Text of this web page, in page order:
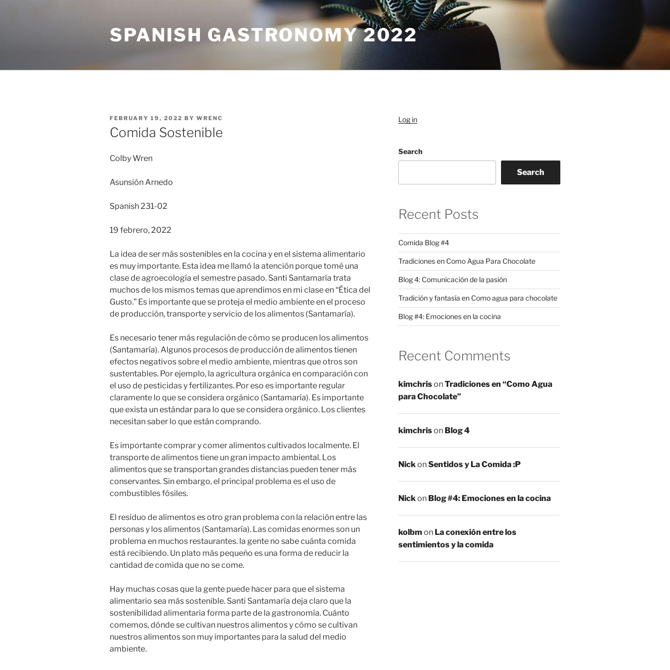
SPANISH GASTRONOMY 2022
POSTED
ON
FEBRUARY 19, 2022 BY WRENC
Comida Sostenible
Colby Wren
Asunsión Arnedo
Spanish 231-02
19 febrero, 2022
La idea de ser más sostenibles en la cocina y en el sistema alimentario
es muy importante. Esta idea me llamó la atención porque tomé una
clase de agroecología el semestre pasado. Santi Santamaría trata
muchos de los mismos temas que aprendimos en mi clase en “Ética del
Gusto.” Es importante que se proteja el medio ambiente en el proceso
de producción, transporte y servicio de los alimentos (Santamaría).
Es necesario tener más regulación de cómo se producen los alimentos
(Santamaría). Algunos procesos de producción de alimentos tienen
efectos negativos sobre el medio ambiente, mientras que otros son
sustentables. Por ejemplo, la agricultura orgánica en comparación con
el uso de pesticidas y fertilizantes. Por eso es importante regular
claramente lo que se considera orgánico (Santamaría). Es importante
que exista un estándar para lo que se considera orgánico. Los clientes
necesitan saber lo que están comprando.
Es importante comprar y comer alimentos cultivados localmente. El
transporte de alimentos tiene un gran impacto ambiental. Los
alimentos que se transportan grandes distancias pueden tener más
conservantes. Sin embargo, el principal problema es el uso de
combustibles fósiles.
El residuo de alimentos es otro gran problema con la relación entre las
personas y los alimentos (Santamaría). Las comidas enormes son un
problema en muchos restaurantes. la gente no sabe cuánta comida
está recibiendo. Un plato más pequeño es una forma de reducir la
cantidad de comida que no se come.
Hay muchas cosas que la gente puede hacer para que el sistema
alimentario sea más sostenible. Santi Santamaría deja claro que la
sostenibilidad alimentaria forma parte de la gastronomía. Cuánto
comemos, dónde se cultivan nuestros alimentos y cómo se cultivan
nuestros alimentos son muy importantes para la salud del medio
ambiente.
Log in
Search
Search
Recent Posts
Comida Blog #4
Tradiciones en Como Agua Para Chocolate
Blog 4: Comunicación de la pasión
Tradición y fantasía en Como agua para chocolate
Blog #4: Emociones en la cocina
Recent Comments
kimchrisonTradiciones en “Como Agua
para Chocolate”
kimchrison Blog 4
NickonSentidos y La Comida :P
Nickon Blog #4: Emociones en la cocina
kolbm on La conexión entre los
sentimientos y la comida